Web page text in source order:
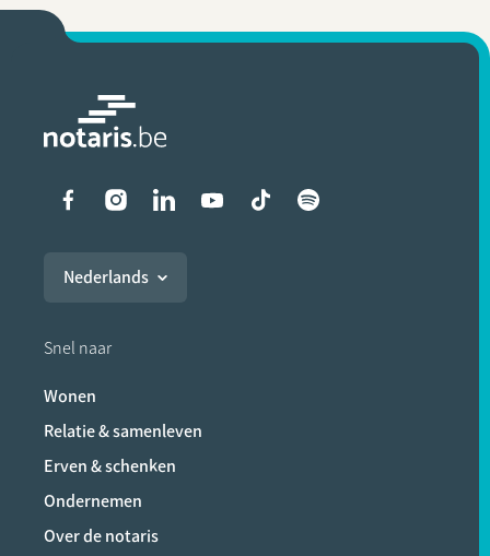
Liens vers les réseaux
Nederlands
Snel naar
Wonen
Relatie & samenleven
Erven & schenken
Ondernemen
Over de notaris